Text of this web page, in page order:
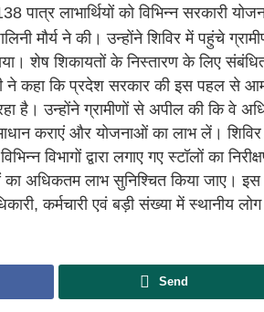
पात्र लाभार्थियों को विभिन्न सरकारी
मौर्य ने की। उन्होंने शिविर में पहुंचे
शेष शिकायतों के निस्तारण के लिए संबंधित
ने कहा कि प्रदेश सरकार की इस पहल से
है। उन्होंने ग्रामीणों से अपील की कि वे
कराएं और योजनाओं का लाभ लें। शिविर
विभागों द्वारा लगाए गए स्टॉलों का
का अधिकतम लाभ सुनिश्चित किया जाए।
कर्मचारी एवं बड़ी संख्या में स्थानीय
Send